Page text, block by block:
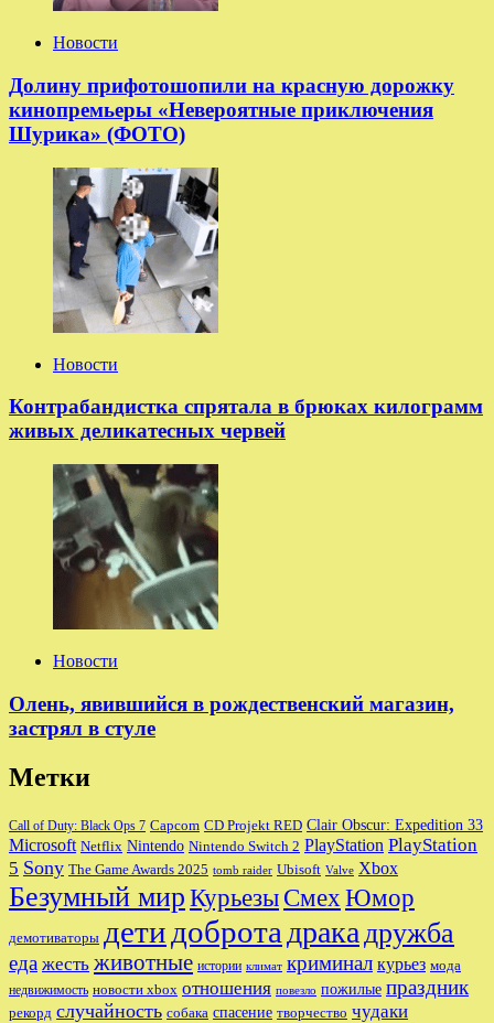
Новости
Долину прифотошопили на красную дорожку
кинопремьеры «Невероятные приключения
Шурика» (ФОТО)
Новости
Контрабандистка спрятала в брюках килограмм
живых деликатесных червей
Новости
Олень, явившийся в рождественский магазин,
застрял в стуле
Метки
Call of Duty: Black Ops 7 Capcom CD Projekt RED Clair Obscur: Expedition 33
Microsoft Netflix Nintendo Nintendo Switch 2 PlayStation PlayStation
5 Sony The Game Awards 2025 tomb raider Ubisoft Valve Xbox
Безумный мир Курьезы Смех Юмор
демотиваторы дети доброта драка дружба
еда жесть животные истории климат криминал курьез мода
недвижимость новости xbox отношения повезло пожилые праздник
рекорд случайность собака спасение творчество чудаки